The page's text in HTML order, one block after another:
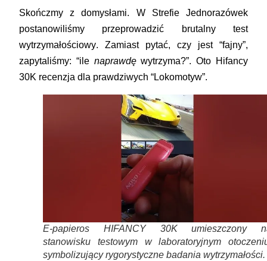
Skończmy z domysłami. W Strefie Jednorazówek
postanowiliśmy przeprowadzić
brutalny test
wytrzymałościowy. Zamiast pytać, czy jest “fajny”,
zapytaliśmy: “ile naprawdęwytrzyma?”. Oto Hifancy
30K recenzja dla prawdziwych “Lokomotyw”.
E-papieros HIFANCY 30K umieszczony
stanowisku testowym w laboratoryjnym
symbolizujący rygorystyczne badania wytrzymałości.